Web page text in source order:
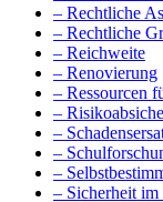
– Rechtliche
– Rechtliche
– Reichweite
– Renovierung
– Ressourcen
–
–
–
–
– Sicherheit im